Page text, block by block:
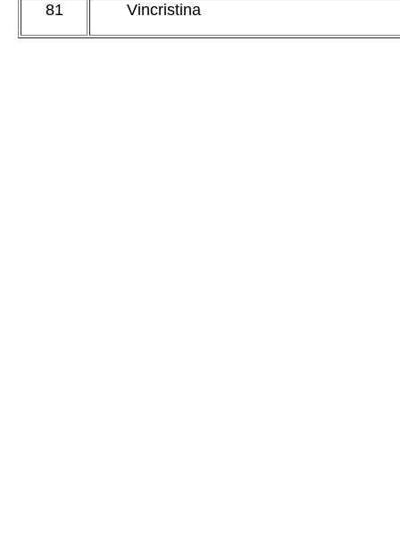
81 Vincristina